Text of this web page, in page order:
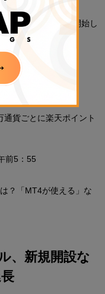
のキャンペーンを開始し
貨ごとに楽天ポイント
前5：55
？「MT4が使える」な
、新規開設な